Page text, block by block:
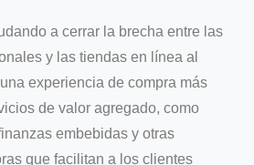
a cerrar la brecha entre las
y las tiendas en línea al
experiencia de compra más
de valor agregado, como
embebidas y otras
que facilitan a los clientes